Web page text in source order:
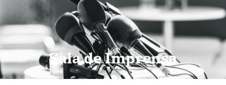
Sala de Imprensa